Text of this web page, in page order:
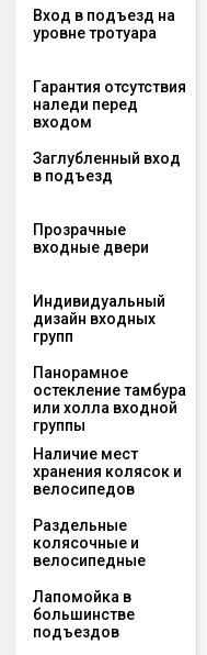
Вход в подъезд на
уровне тротуара
Гарантия отсутствия
наледи перед
входом
Заглубленный вход
в подъезд
Прозрачные
входные двери
Индивидуальный
дизайн входных
групп
Панорамное
остекление тамбура
или холла входной
группы
Наличие мест
хранения колясок и
велосипедов
Раздельные
колясочные и
велосипедные
Лапомойка в
большинстве
подъездов